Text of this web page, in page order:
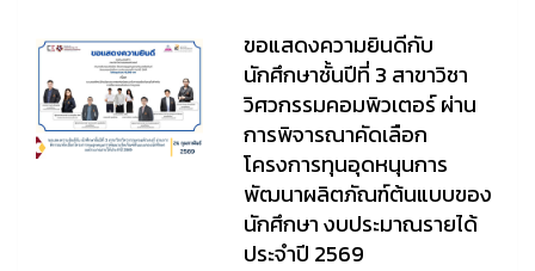
ขอแสดงความยินดีกับ
นักศึกษาชั้นปีที่ 3 สาขาวิชา
วิศวกรรมคอมพิวเตอร์ ผ่าน
การพิจารณาคัดเลือก
โครงการทุนอุดหนุนการ
พัฒนาผลิตภัณฑ์ต้นแบบของ
นักศึกษา งบประมาณรายได้
ประจำปี 2569